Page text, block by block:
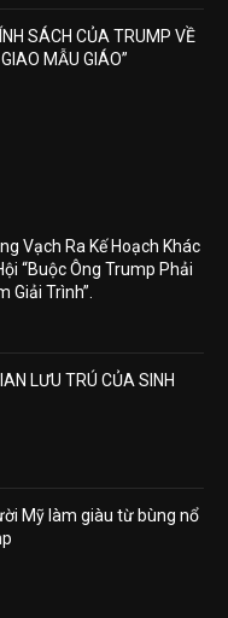
SÁCH CỦA TRUMP VỀ
MẪU GIÁO”
Vạch Ra Kế Hoạch Khác
“Buộc Ông Trump Phải
Giải Trình”.
LƯU TRÚ CỦA SINH
Mỹ làm giàu từ bùng nổ